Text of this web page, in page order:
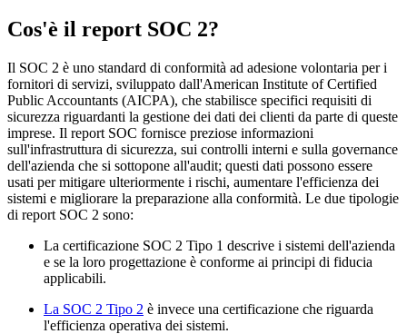
Cos'è il report SOC 2?
Il SOC 2 è uno standard di conformità ad adesione volontaria per i
fornitori di servizi, sviluppato dall'American Institute of Certified
Public Accountants (AICPA), che stabilisce specifici requisiti di
sicurezza riguardanti la gestione dei dati dei clienti da parte di queste
imprese. Il report SOC fornisce preziose informazioni
sull'infrastruttura di sicurezza, sui controlli interni e sulla governance
dell'azienda che si sottopone all'audit; questi dati possono essere
usati per mitigare ulteriormente i rischi, aumentare l'efficienza dei
sistemi e migliorare la preparazione alla conformità. Le due tipologie
di report SOC 2 sono:
La certificazione SOC 2 Tipo 1 descrive i sistemi dell'azienda
e se la loro progettazione è conforme ai principi di fiducia
applicabili.
La SOC 2 Tipo 2 è invece una certificazione che riguarda
l'efficienza operativa dei sistemi.